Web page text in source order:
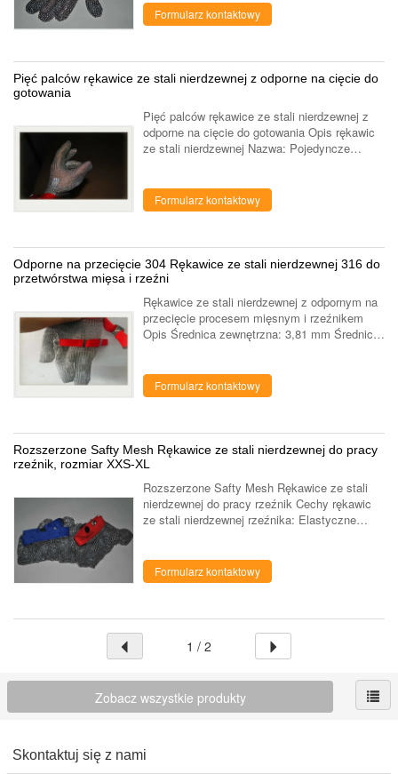
lub ...
Formularz kontaktowy
Pięć palców rękawice ze stali nierdzewnej z odporne na cięcie do
gotowania
Pięć palców rękawice ze stali nierdzewnej z
odporne na cięcie do gotowania Opis rękawic
ze stali nierdzewnej Nazwa: Pojedyncze
Formularz kontaktowy
Odporne na przecięcie 304 Rękawice ze stali nierdzewnej 316 do
przetwórstwa mięsa i rzeźni
Rękawice ze stali nierdzewnej z odpornym na
przecięcie procesem mięsnym i rzeźnikem
Opis Średnica zewnętrzna: 3,81 mm Średnica
efektywne i ...
Formularz kontaktowy
Rozszerzone Safty Mesh Rękawice ze stali nierdzewnej do pracy
rzeźnik, rozmiar XXS-XL
Rozszerzone Safty Mesh Rękawice ze stali
nierdzewnej do pracy rzeźnik Cechy rękawic
ze stali nierdzewnej rzeźnika: Elastyczne
dopasowanie ...
Formularz kontaktowy
1 / 2
Zobacz wszystkie produkty
Skontaktuj się z nami